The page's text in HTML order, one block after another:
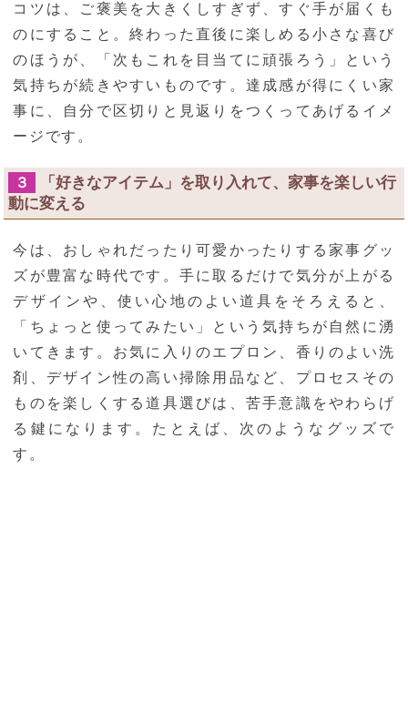
コツは、ご褒美を大きくしすぎず、すぐ手が届くも
のにすること。終わった直後に楽しめる小さな喜び
のほうが、「次もこれを目当てに頑張ろう」という
気持ちが続きやすいものです。達成感が得にくい家
事に、自分で区切りと見返りをつくってあげるイメ
ージです。
３
「好きなアイテム」を取り入れて、家事を楽しい行
動に変える
今は、おしゃれだったり可愛かったりする家事グッ
ズが豊富な時代です。手に取るだけで気分が上がる
デザインや、使い心地のよい道具をそろえると、
「ちょっと使ってみたい」という気持ちが自然に湧
いてきます。お気に入りのエプロン、香りのよい洗
剤、デザイン性の高い掃除用品など、プロセスその
ものを楽しくする道具選びは、苦手意識をやわらげ
る鍵になります。たとえば、次のようなグッズで
す。